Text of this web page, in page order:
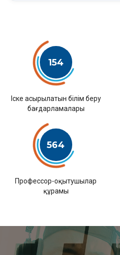
154
Іске асырылатын білім беру
бағдарламалары
564
Профессор-оқытушылар
құрамы